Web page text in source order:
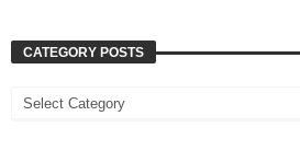
CATEGORY POSTS